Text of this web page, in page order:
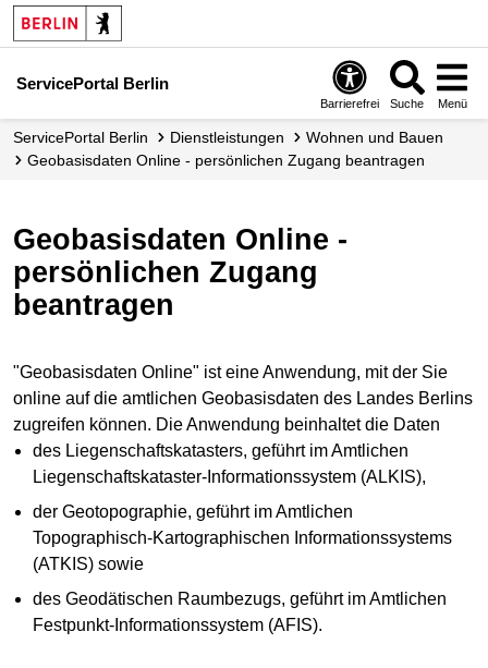
ServicePortal Berlin
Barrierefrei Suche Menü
ServicePortal Berlin Dienstleistungen
Wohnen und Bauen
Geobasisdaten Online - persönlichen Zugang beantragen
Geobasisdaten Online -
persönlichen Zugang
beantragen
"Geobasisdaten Online" ist eine Anwendung, mit der Sie
online auf die amtlichen Geobasisdaten des Landes Berlins
zugreifen können. Die Anwendung beinhaltet die Daten
des Liegenschaftskatasters, geführt im Amtlichen
Liegenschaftskataster-Informationssystem (ALKIS),
der Geotopographie, geführt im Amtlichen
Topographisch-Kartographischen Informationssystems
(ATKIS) sowie
des Geodätischen Raumbezugs, geführt im Amtlichen
Festpunkt-Informationssystem (AFIS).